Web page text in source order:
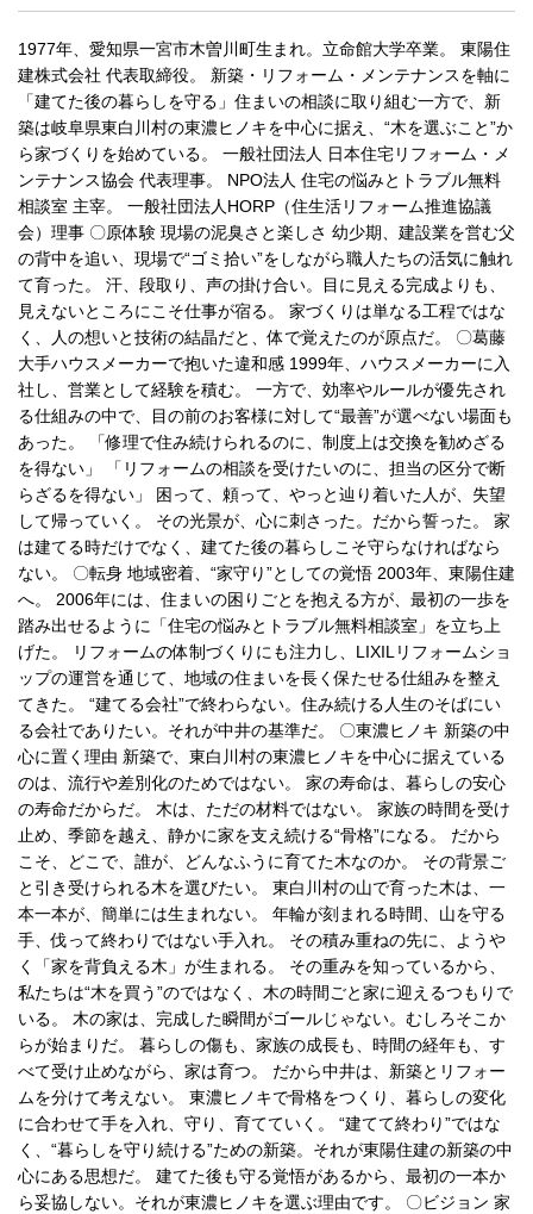
1977年、愛知県一宮市木曽川町生まれ。立命館大学卒業。 東陽住
建株式会社 代表取締役。 新築・リフォーム・メンテナンスを軸に
「建てた後の暮らしを守る」住まいの相談に取り組む一方で、新
築は岐阜県東白川村の東濃ヒノキを中心に据え、“木を選ぶこと”か
ら家づくりを始めている。 一般社団法人 日本住宅リフォーム・メ
ンテナンス協会 代表理事。 NPO法人 住宅の悩みとトラブル無料
相談室 主宰。 一般社団法人HORP（住生活リフォーム推進協議
会）理事 〇原体験 現場の泥臭さと楽しさ 幼少期、建設業を営む父
の背中を追い、現場で“ゴミ拾い”をしながら職人たちの活気に触れ
て育った。 汗、段取り、声の掛け合い。目に見える完成よりも、
見えないところにこそ仕事が宿る。 家づくりは単なる工程ではな
く、人の想いと技術の結晶だと、体で覚えたのが原点だ。 〇葛藤
大手ハウスメーカーで抱いた違和感 1999年、ハウスメーカーに入
社し、営業として経験を積む。 一方で、効率やルールが優先され
る仕組みの中で、目の前のお客様に対して“最善”が選べない場面も
あった。 「修理で住み続けられるのに、制度上は交換を勧めざる
を得ない」 「リフォームの相談を受けたいのに、担当の区分で断
らざるを得ない」 困って、頼って、やっと辿り着いた人が、失望
して帰っていく。 その光景が、心に刺さった。だから誓った。 家
は建てる時だけでなく、建てた後の暮らしこそ守らなければなら
ない。 〇転身 地域密着、“家守り”としての覚悟 2003年、東陽住建
へ。 2006年には、住まいの困りごとを抱える方が、最初の一歩を
踏み出せるように「住宅の悩みとトラブル無料相談室」を立ち上
げた。 リフォームの体制づくりにも注力し、LIXILリフォームショ
ップの運営を通じて、地域の住まいを長く保たせる仕組みを整え
てきた。 “建てる会社”で終わらない。住み続ける人生のそばにい
る会社でありたい。それが中井の基準だ。 〇東濃ヒノキ 新築の中
心に置く理由 新築で、東白川村の東濃ヒノキを中心に据えている
のは、流行や差別化のためではない。 家の寿命は、暮らしの安心
の寿命だからだ。 木は、ただの材料ではない。 家族の時間を受け
止め、季節を越え、静かに家を支え続ける“骨格”になる。 だから
こそ、どこで、誰が、どんなふうに育てた木なのか。 その背景ご
と引き受けられる木を選びたい。 東白川村の山で育った木は、一
本一本が、簡単には生まれない。 年輪が刻まれる時間、山を守る
手、伐って終わりではない手入れ。 その積み重ねの先に、ようや
く「家を背負える木」が生まれる。 その重みを知っているから、
私たちは“木を買う”のではなく、木の時間ごと家に迎えるつもりで
いる。 木の家は、完成した瞬間がゴールじゃない。むしろそこか
らが始まりだ。 暮らしの傷も、家族の成長も、時間の経年も、す
べて受け止めながら、家は育つ。 だから中井は、新築とリフォー
ムを分けて考えない。 東濃ヒノキで骨格をつくり、暮らしの変化
に合わせて手を入れ、守り、育てていく。 “建てて終わり”ではな
く、“暮らしを守り続ける”ための新築。それが東陽住建の新築の中
心にある思想だ。 建てた後も守る覚悟があるから、最初の一本か
ら妥協しない。それが東濃ヒノキを選ぶ理由です。 〇ビジョン 家